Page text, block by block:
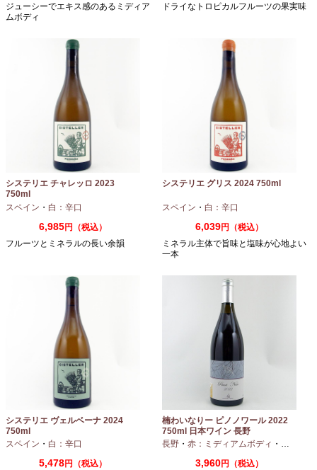
ジューシーでエキス感のあるミディア
ムボディ
ドライなトロピカルフルーツの果実味
システリエ チャレッロ 2023
750ml
スペイン ・ 白：辛口
6,985円（税込）
フルーツとミネラルの長い余韻
システリエ グリス 2024 750ml
スペイン ・ 白：辛口
6,039円（税込）
ミネラル主体で旨味と塩味が心地よい
一本
システリエ ヴェルベーナ 2024
750ml
スペイン ・ 白：辛口
5,478円（税込）
楠わいなりー ピノノワール 2022
750ml 日本ワイン 長野
長野 ・ 赤：ミディアムボディ ・ ピノノワ
3,960円（税込）